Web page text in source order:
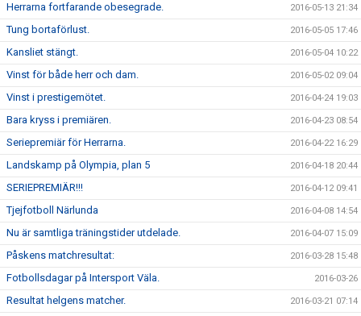
Herrarna fortfarande obesegrade. 2016-05-13 21:34
Tung bortaförlust. 2016-05-05 17:46
Kansliet stängt. 2016-05-04 10:22
Vinst för både herr och dam. 2016-05-02 09:04
Vinst i prestigemötet. 2016-04-24 19:03
Bara kryss i premiären. 2016-04-23 08:54
Seriepremiär för Herrarna. 2016-04-22 16:29
Landskamp på Olympia, plan 5 2016-04-18 20:44
SERIEPREMIÄR!!! 2016-04-12 09:41
Tjejfotboll Närlunda 2016-04-08 14:54
Nu är samtliga träningstider utdelade. 2016-04-07 15:09
Påskens matchresultat: 2016-03-28 15:48
Fotbollsdagar på Intersport Väla. 2016-03-26
Resultat helgens matcher. 2016-03-21 07:14